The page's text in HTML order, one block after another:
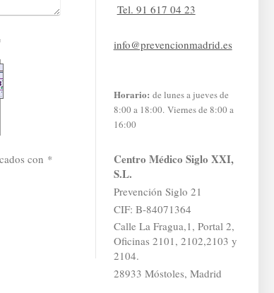
*
con *
Tel. 91 617 04 23
info@prevencionmadrid.es
Horario: de lunes a jueves de
8:00 a 18:00. Viernes de 8:00 a
16:00
Centro Médico Siglo XXI,
S.L.
Prevención Siglo 21
CIF: B-84071364
Calle La Fragua,1, Portal 2,
Oficinas 2101, 2102,2103 y
2104.
28933 Móstoles, Madrid